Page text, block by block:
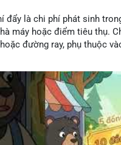
đẩy là chi phí phát sinh
máy hoặc điểm tiêu thụ.
đường ray, phụ thuộc
tiếp tại:
Thái